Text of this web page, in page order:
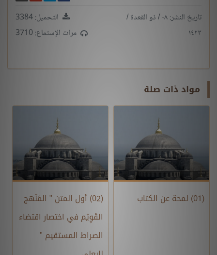
تاريخ النشر: ٠٨ / ذو القعدة /
١٤٢٣
التحميل: 3384
مرات الإستماع: 3710
مواد ذات صلة
(01) لمحة عن الكتاب
(02) أول المتن " المَنْهج
القَوِيْم في اختصار اقتضاء
الصراط المستقيم "